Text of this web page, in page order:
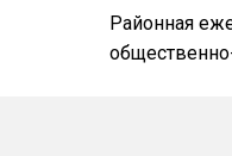
Районная